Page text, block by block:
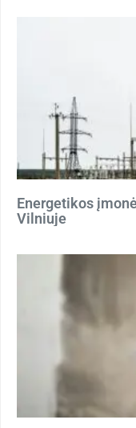
Energetikos
Vilniuje